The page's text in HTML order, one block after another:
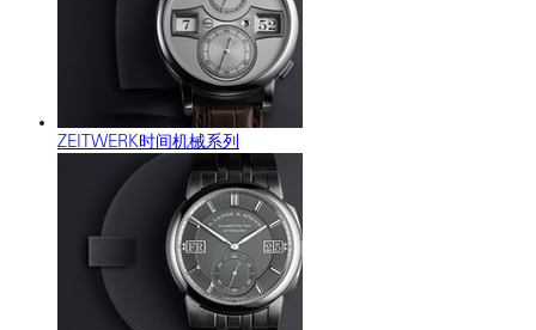
ZEITWERK时间机械系列